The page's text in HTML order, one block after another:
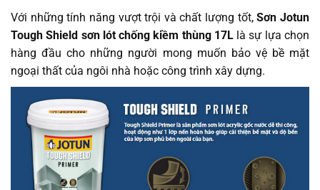
Với những tính năng vượt trội và chất lượng tốt,Sơn Jotun
Tough Shield sơn lót chống kiềm thùng 17Llà sự lựa chọn
hàng đầu cho những người mong muốn bảo vệ bề mặt
ngoại thất của ngôi nhà hoặc công trình xây dựng.